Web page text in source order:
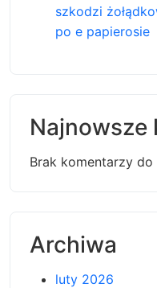
szkodzi
po e papierosie
Najnowsze
Brak komentarzy do
Archiwa
luty 2026